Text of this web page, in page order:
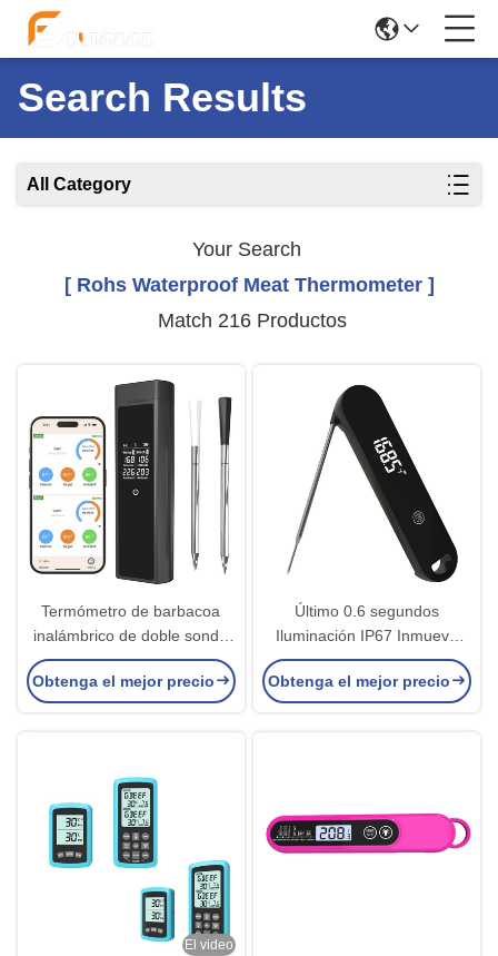
Search Results
All Category
Your Search
[ Rohs Waterproof Meat Thermometer ]
Match 216 Productos
Termómetro de barbacoa
inalámbrico de doble sonda
con termómetro de cocina
digital de ultra larga distancia
para horno de cocina carne
Obtenga el mejor precio
Último 0.6 segundos
Iluminación IP67 Inmuevo
Instantáneo de Lectura
Digital Termómetro de Carne
de Alimentos con elevador
Obtenga el mejor precio
El video